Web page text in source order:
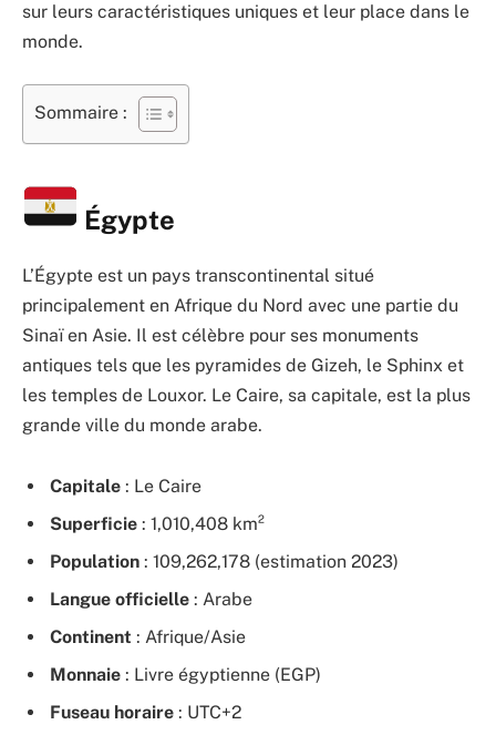
sur leurs caractéristiques uniques et leur place dans le
monde.
Sommaire :
Égypte
L’Égypte est un pays transcontinental situé
principalement en Afrique du Nord avec une partie du
Sinaï en Asie. Il est célèbre pour ses monuments
antiques tels que les pyramides de Gizeh, le Sphinx et
les temples de Louxor. Le Caire, sa capitale, est la plus
grande ville du monde arabe.
Capitale : Le Caire
Superficie : 1,010,408 km²
Population : 109,262,178 (estimation 2023)
Langue officielle : Arabe
Continent : Afrique/Asie
Monnaie : Livre égyptienne (EGP)
Fuseau horaire : UTC+2